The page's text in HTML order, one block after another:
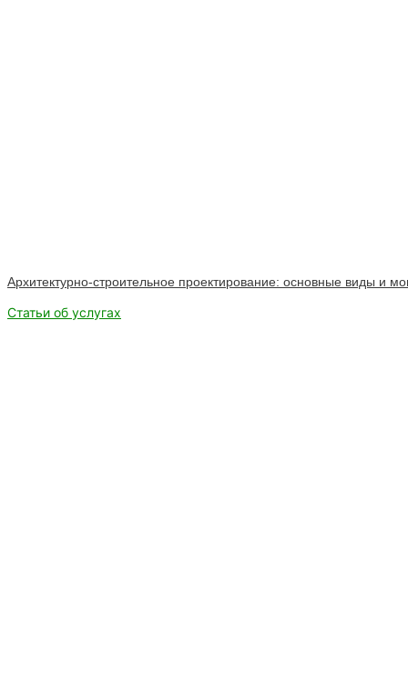
Архитектурно-строительное проектирование: основные виды и
Статьи об услугах